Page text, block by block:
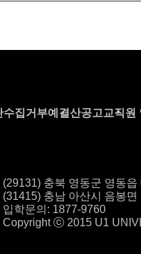
수집거부예결산공고교직원
(29131) 충북 영동군 영동
(31415) 충남 아산시 음봉면
입학문의: 1877-9760
Copyright ⓒ 2015 U1